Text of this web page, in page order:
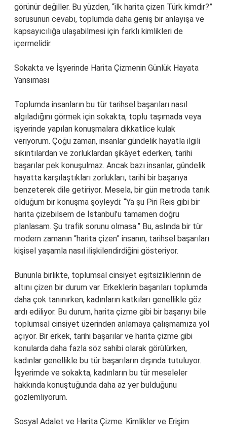
görünür değiller. Bu yüzden, “ilk harita çizen Türk kimdir?”
sorusunun cevabı, toplumda daha geniş bir anlayışa ve
kapsayıcılığa ulaşabilmesi için farklı kimlikleri de
içermelidir.
Sokakta ve İşyerinde Harita Çizmenin Günlük Hayata
Yansıması
Toplumda insanların bu tür tarihsel başarıları nasıl
algıladığını görmek için sokakta, toplu taşımada veya
işyerinde yapılan konuşmalara dikkatlice kulak
veriyorum. Çoğu zaman, insanlar gündelik hayatla ilgili
sıkıntılardan ve zorluklardan şikâyet ederken, tarihi
başarılar pek konuşulmaz. Ancak bazı insanlar, gündelik
hayatta karşılaştıkları zorlukları, tarihi bir başarıya
benzeterek dile getiriyor. Mesela, bir gün metroda tanık
olduğum bir konuşma şöyleydi: “Ya şu Piri Reis gibi bir
harita çizebilsem de İstanbul’u tamamen doğru
planlasam. Şu trafik sorunu olmasa.” Bu, aslında bir tür
modern zamanın “harita çizen” insanın, tarihsel başarıları
kişisel yaşamla nasıl ilişkilendirdiğini gösteriyor.
Bununla birlikte, toplumsal cinsiyet eşitsizliklerinin de
altını çizen bir durum var. Erkeklerin başarıları toplumda
daha çok tanınırken, kadınların katkıları genellikle göz
ardı ediliyor. Bu durum, harita çizme gibi bir başarıyı bile
toplumsal cinsiyet üzerinden anlamaya çalışmamıza yol
açıyor. Bir erkek, tarihi başarılar ve harita çizme gibi
konularda daha fazla söz sahibi olarak görülürken,
kadınlar genellikle bu tür başarıların dışında tutuluyor.
İşyerimde ve sokakta, kadınların bu tür meseleler
hakkında konuştuğunda daha az yer bulduğunu
gözlemliyorum.
Sosyal Adalet ve Harita Çizme: Kimlikler ve Erişim